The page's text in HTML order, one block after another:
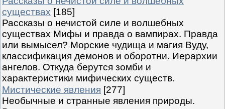
существах [185]
Рассказы о нечистой силе и волшебных
существах Мифы и правда о вампирах. Правда
или вымысел? Морские чудища и магия Вуду,
классификация демонов и оборотни. Иерархии
ангелов. Откуда берутся зомби и
характеристики мифических существ.
Мистические явления [277]
Необычные и странные явления природы.